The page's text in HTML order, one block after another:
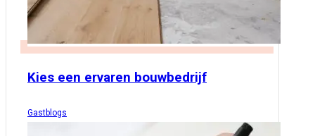
Kies een ervaren bouwbedrijf
Gastblogs